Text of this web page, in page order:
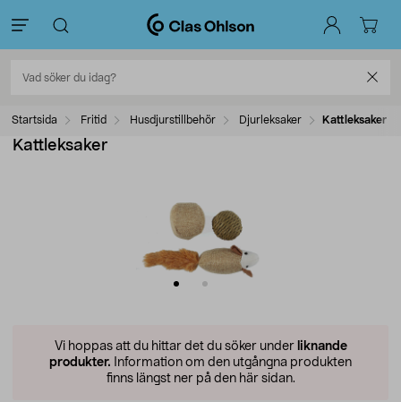
Startsida Fritid Husdjurstillbehör Djurleksaker Kattleksaker
Kattleksaker
Vi hoppas att du hittar det du söker under liknande
produkter. Information om den utgångna produkten
finns längst ner på den här sidan.